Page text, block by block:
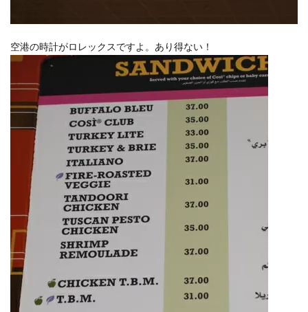
空港の時計がロレックスですよ。あり得ない！